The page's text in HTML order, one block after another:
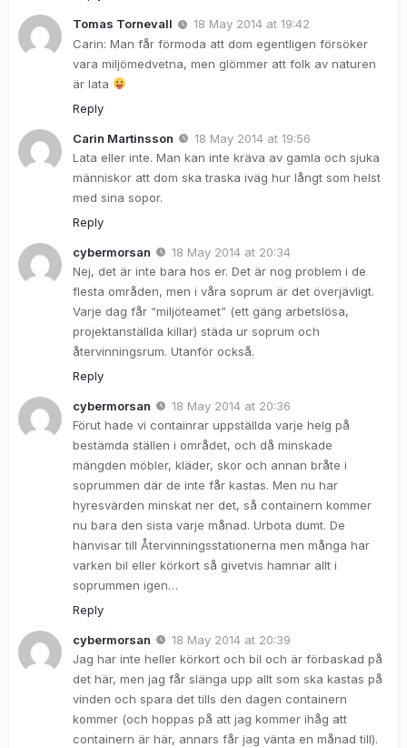
Tomas Tornevall
18 May 2014 at 19:42
Carin: Man får förmoda att dom egentligen försöker
vara miljömedvetna, men glömmer att folk av naturen
är lata
Reply
Carin Martinsson
18 May 2014 at 19:56
Lata eller inte. Man kan inte kräva av gamla och sjuka
människor att dom ska traska iväg hur långt som helst
med sina sopor.
Reply
cybermorsan
18 May 2014 at 20:34
Nej, det är inte bara hos er. Det är nog problem i de
flesta områden, men i våra soprum är det överjävligt.
Varje dag får “miljöteamet” (ett gäng arbetslösa,
projektanställda killar) städa ur soprum och
återvinningsrum. Utanför också.
Reply
cybermorsan
18 May 2014 at 20:36
Förut hade vi containrar uppställda varje helg på
bestämda ställen i området, och då minskade
mängden möbler, kläder, skor och annan bråte i
soprummen där de inte får kastas. Men nu har
hyresvärden minskat ner det, så containern kommer
nu bara den sista varje månad. Urbota dumt. De
hänvisar till Återvinningsstationerna men många har
varken bil eller körkort så givetvis hamnar allt i
soprummen igen…
Reply
cybermorsan
18 May 2014 at 20:39
Jag har inte heller körkort och bil och är förbaskad på
det här, men jag får slänga upp allt som ska kastas på
vinden och spara det tills den dagen containern
kommer (och hoppas på att jag kommer ihåg att
containern är här, annars får jag vänta en månad till).